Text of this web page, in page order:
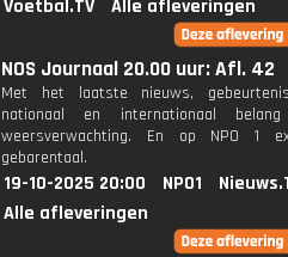
Voetbal.TV Alle afleveringen
NOS Journaal 20.00 uur: Afl. 42
Met het laatste nieuws,
nationaal en internationaal
weersverwachting. En op NPO 1
gebarentaal.
19-10-2025 20:00 NPO1
Alle afleveringen